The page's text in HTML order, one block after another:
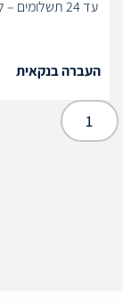
עד 24 תשלומים – ללא ריבית
העברה בנקאית